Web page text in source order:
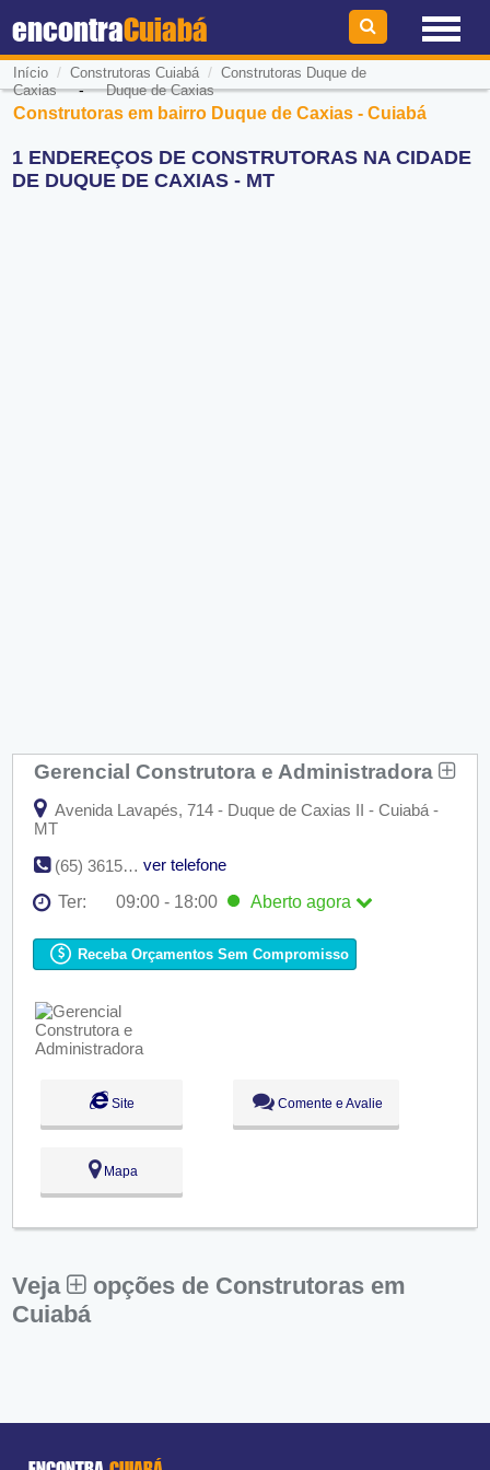
encontraCuiabá
Início / Construtoras Cuiabá/ Construtoras Duque de
Caxias-Duque de Caxias
Construtoras em bairro Duque de Caxias - Cuiabá
1 ENDEREÇOS DE CONSTRUTORAS NA CIDADE
DE DUQUE DE CAXIAS - MT
Gerencial Construtora e Administradora
Avenida Lavapés, 714 - Duque de Caxias II - Cuiabá -
MT
(65) 3615-2500
ver telefone
Ter:
09:00 - 18:00 Aberto agora
Ter:
09:00 - 18:00 Abertoagora
Qua:
09:00 - 18:00
Sex:
09:00 - 18:00
Sáb:
Fechado
Dom:
Fechado
Receba Orçamentos Sem Compromisso
Site Comente e Avalie
Mapa
Veja
opções de Construtoras em
Cuiabá